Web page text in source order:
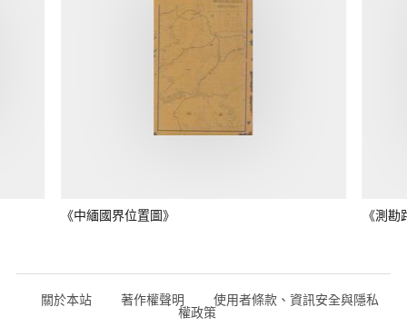
《中緬國界位置圖》 《測
關於本站 著作權聲明 使用者條款、資訊安全與隱私
權政策